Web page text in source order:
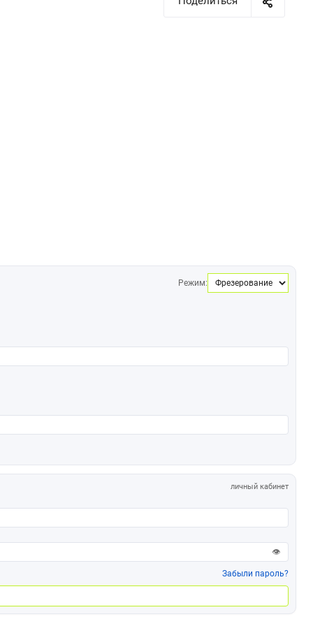
Режим:
личный кабинет
👁
Забыли пароль?